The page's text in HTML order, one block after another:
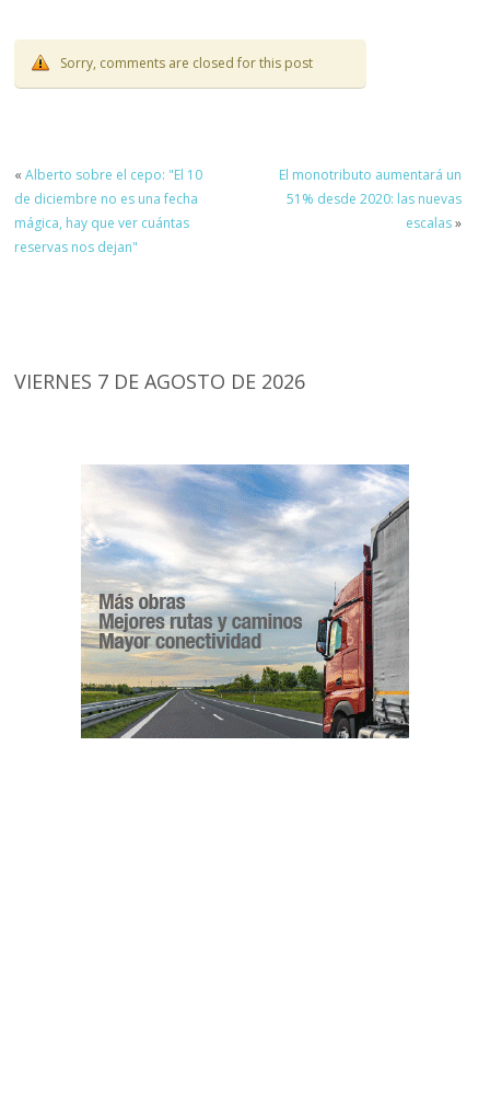
Sorry, comments are closed for this post
«Alberto sobre el cepo: "El 10
de diciembre no es una fecha
mágica, hay que ver cuántas
reservas nos dejan"
El monotributo aumentará un
51% desde 2020: las nuevas
escalas»
VIERNES 7 DE AGOSTO DE 2026